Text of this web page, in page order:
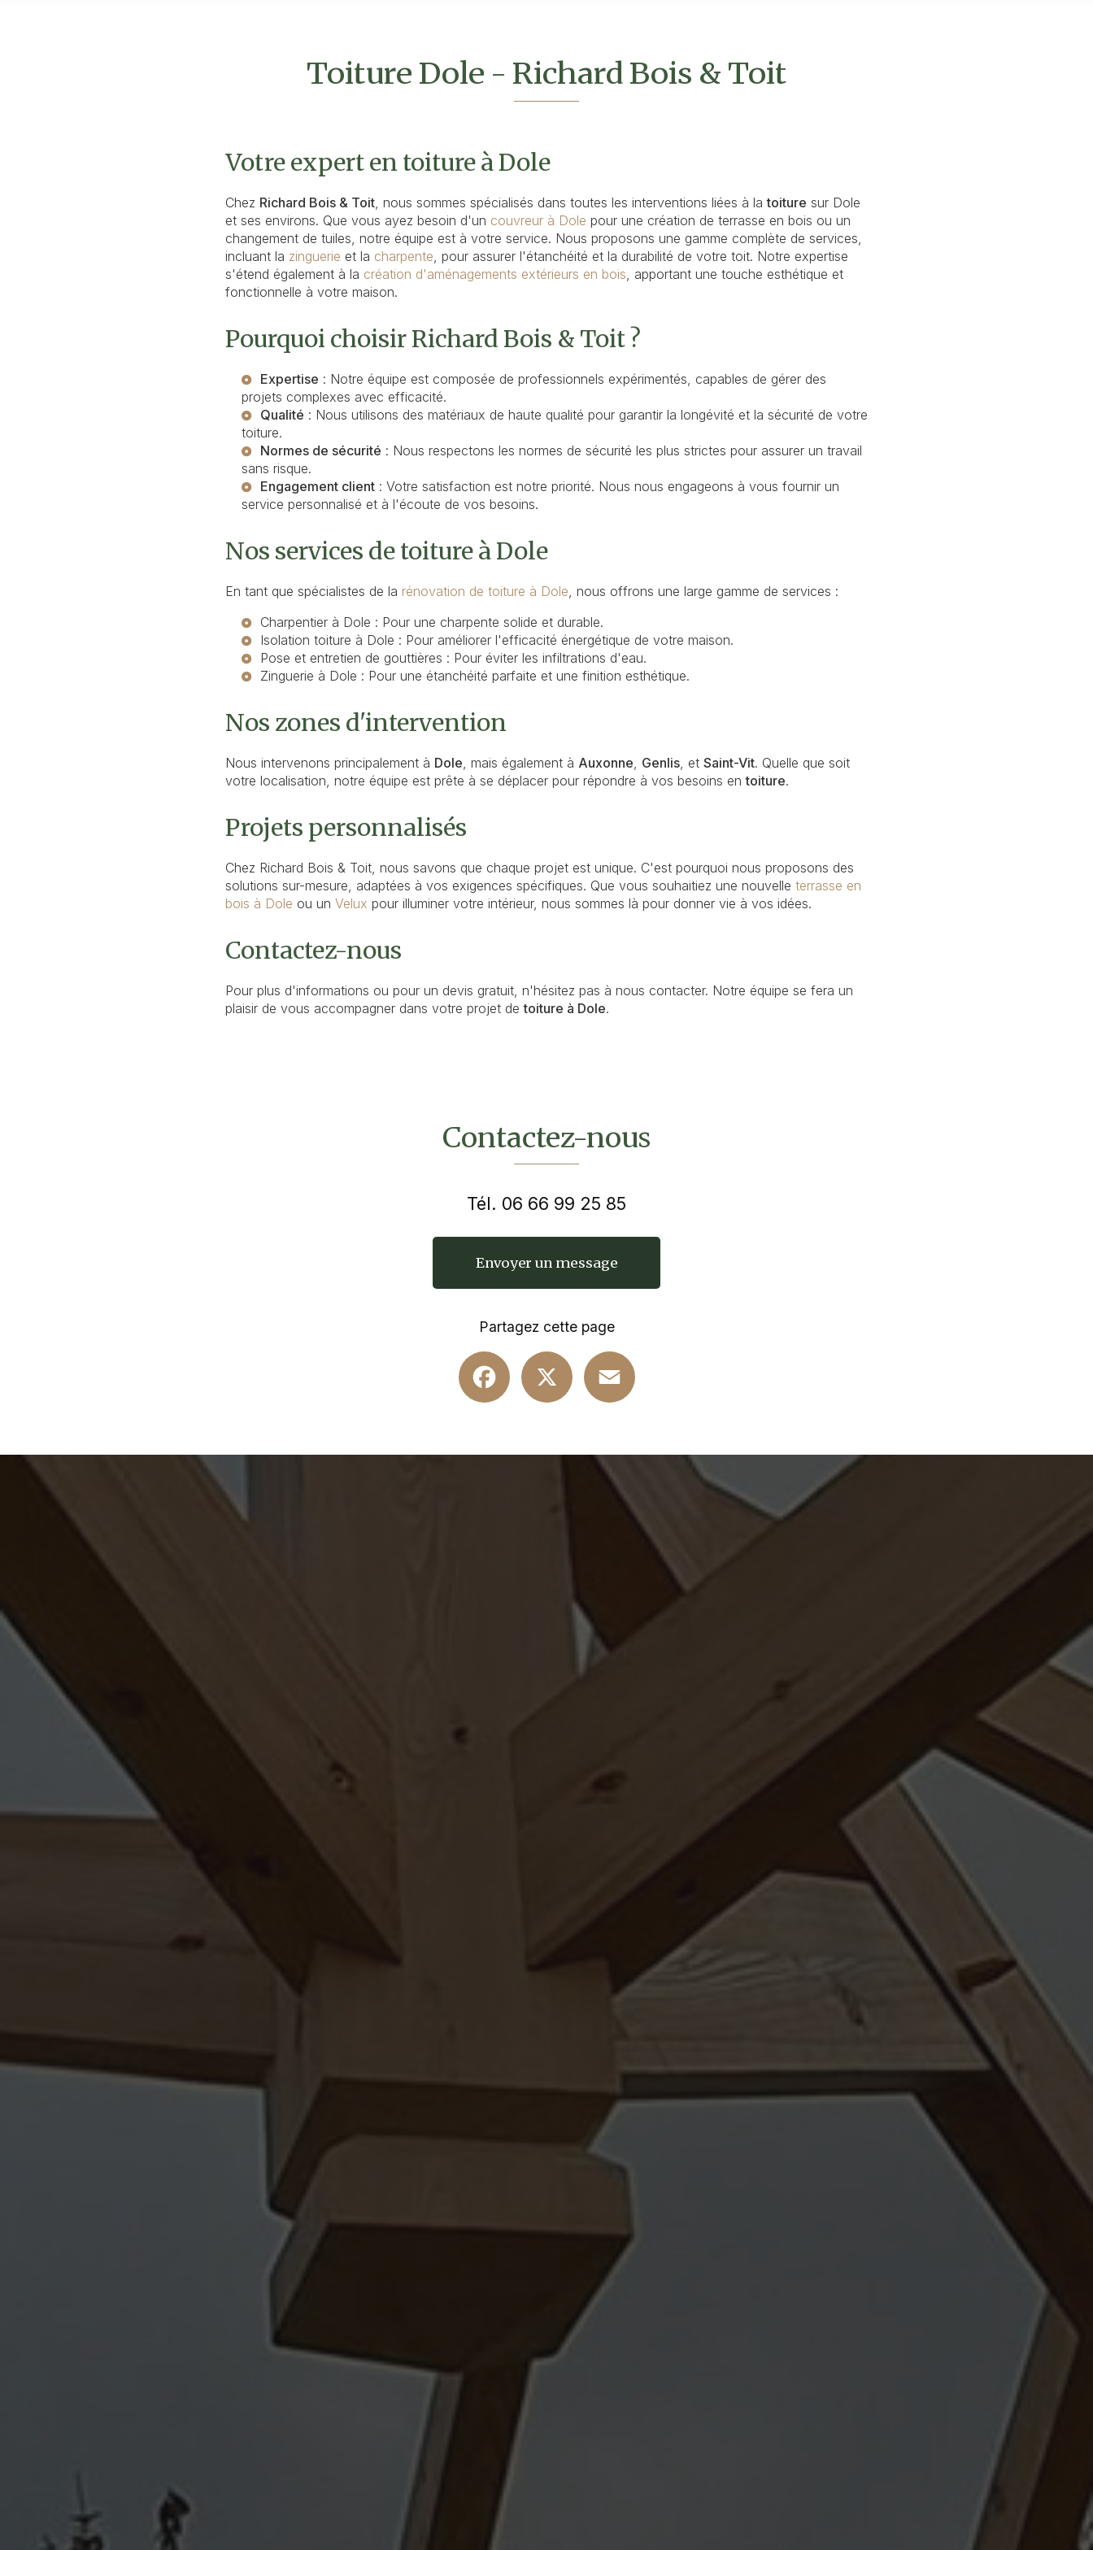
Toiture Dole - Richard Bois & Toit
Votre expert en toiture à Dole
Chez Richard Bois & Toit , nous sommes spécialisés dans toutes les interventions liées à latoiture sur Dole
et ses environs. Que vous ayez besoin d'un couvreur à Dole pour une création de terrasse en bois ou un
changement de tuiles, notre équipe est à votre service. Nous proposons une gamme complète de services,
incluant la zinguerie et la charpente , pour assurer l'étanchéité et la durabilité de votre toit. Notre expertise
s'étend également à la création d'aménagements extérieurs en bois , apportant une touche esthétique et
fonctionnelle à votre maison.
Pourquoi choisir Richard Bois & Toit ?
Expertise : Notre équipe est composée de professionnels expérimentés, capables de gérer des
projets complexes avec efficacité.
Qualité : Nous utilisons des matériaux de haute qualité pour garantir la longévité et la sécurité de votre
toiture.
Normes de sécurité : Nous respectons les normes de sécurité les plus strictes pour assurer un travail
sans risque.
Engagement client : Votre satisfaction est notre priorité. Nous nous engageons à vous fournir un
service personnalisé et à l'écoute de vos besoins.
Nos services de toiture à Dole
En tant que spécialistes de la rénovation de toiture à Dole , nous offrons une large gamme de services :
Charpentier à Dole : Pour une charpente solide et durable.
Isolation toiture à Dole : Pour améliorer l'efficacité énergétique de votre maison.
Pose et entretien de gouttières : Pour éviter les infiltrations d'eau.
Zinguerie à Dole : Pour une étanchéité parfaite et une finition esthétique.
Nos zones d'intervention
Nous intervenons principalement à Dole , mais également à Auxonne Genlis , et Saint-Vit. Quelle que soit
votre localisation, notre équipe est prête à se déplacer pour répondre à vos besoins entoiture.
Projets personnalisés
Chez Richard Bois & Toit, nous savons que chaque projet est unique. C'est pourquoi nous proposons des
solutions sur-mesure, adaptées à vos exigences spécifiques. Que vous souhaitiez une nouvelle terrasse en
bois à Dole ou un Velux pour illuminer votre intérieur, nous sommes là pour donner vie à vos idées.
Contactez-nous
Pour plus d'informations ou pour un devis gratuit, n'hésitez pas à nous contacter. Notre équipe se fera un
plaisir de vous accompagner dans votre projet detoiture à Dole.
Contactez-nous
Tél. 06 66 99 25 85
Envoyer un message
Partagez cette page
Facebook